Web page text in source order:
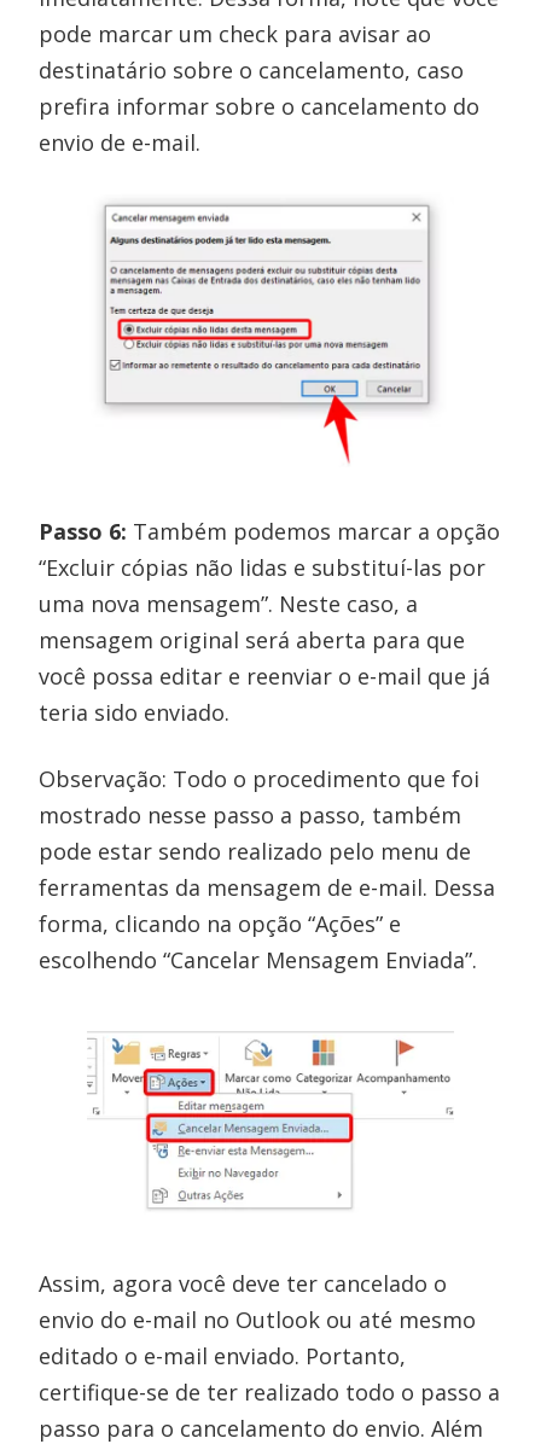
pode marcar um check para avisar ao
destinatário sobre o cancelamento, caso
prefira informar sobre o cancelamento do
envio de e-mail.
Passo 6: Também podemos marcar a opção
“Excluir cópias não lidas e substituí-las por
uma nova mensagem”. Neste caso, a
mensagem original será aberta para que
você possa editar e reenviar o e-mail que já
teria sido enviado.
Observação: Todo o procedimento que foi
mostrado nesse passo a passo, também
pode estar sendo realizado pelo menu de
ferramentas da mensagem de e-mail. Dessa
forma, clicando na opção “Ações” e
escolhendo “Cancelar Mensagem Enviada”.
Assim, agora você deve ter cancelado o
envio do e-mail no Outlook ou até mesmo
editado o e-mail enviado. Portanto,
certifique-se de ter realizado todo o passo a
passo para o cancelamento do envio. Além